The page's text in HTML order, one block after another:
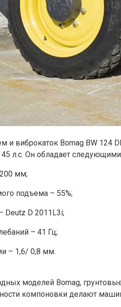
и виброкаток Bomag BW
л.с. Он обладает следующими
мм;
подъема – 55%;
Deutz D 2011L3i;
– 41 Гц;
– 1,6/ 0,8 мм.
моделей Bomag,
компоновки делают